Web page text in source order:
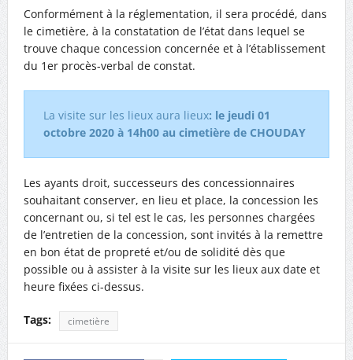
Conformément à la réglementation, il sera procédé, dans
le cimetière, à la constatation de l’état dans lequel se
trouve chaque concession concernée et à l’établissement
du 1er procès-verbal de constat.
La visite sur les lieux aura lieux: le jeudi 01
octobre 2020 à 14h00 au cimetière de CHOUDAY
Les ayants droit, successeurs des concessionnaires
souhaitant conserver, en lieu et place, la concession les
concernant ou, si tel est le cas, les personnes chargées
de l’entretien de la concession, sont invités à la remettre
en bon état de propreté et/ou de solidité dès que
possible ou à assister à la visite sur les lieux aux date et
heure fixées ci-dessus.
Tags: cimetière